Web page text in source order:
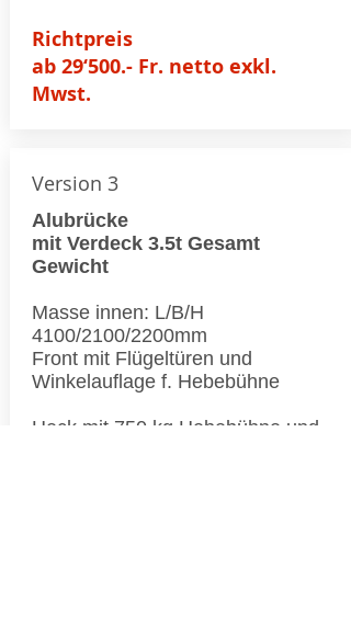
Richtpreis
ab 29‘500.- Fr. netto exkl.
Mwst.
Version 3
Alubrücke
mit Verdeck 3.5t Gesamt
Gewicht
Masse innen: L/B/H
4100/2100/2200mm
Front mit Flügeltüren und
Winkelauflage f. Hebebühne
Heck mit 750 kg Hebebühne und